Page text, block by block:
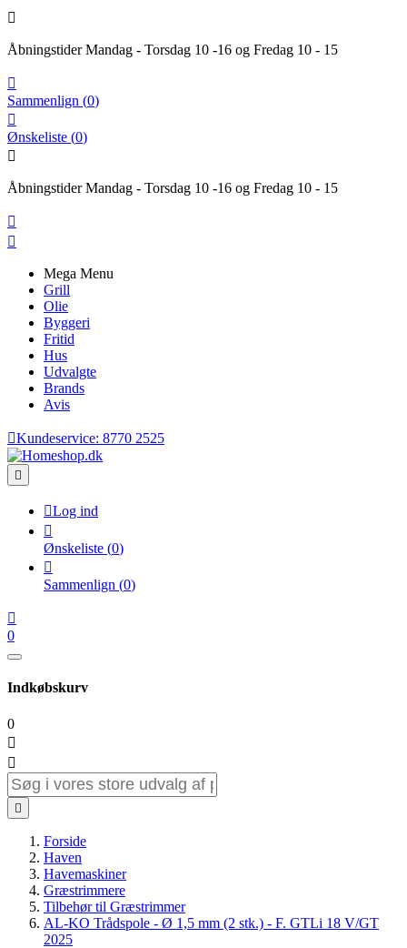

Åbningstider Mandag - Torsdag 10 -16 og Fredag 10 - 15

Sammenlign (0)

Ønskeliste (0)

Åbningstider Mandag - Torsdag 10 -16 og Fredag 10 - 15


Mega Menu
Grill
Olie
Byggeri
Fritid
Hus
Udvalgte
Brands
Avis
Kundeservice: 8770 2525

Log ind

Ønskeliste (0)

Sammenlign (0)

0
Indkøbskurv
0



Forside
Haven
Havemaskiner
Græstrimmere
Tilbehør til Græstrimmer
AL-KO Trådspole - Ø 1,5 mm (2 stk.) - F. GTLi 18 V/GT
2025